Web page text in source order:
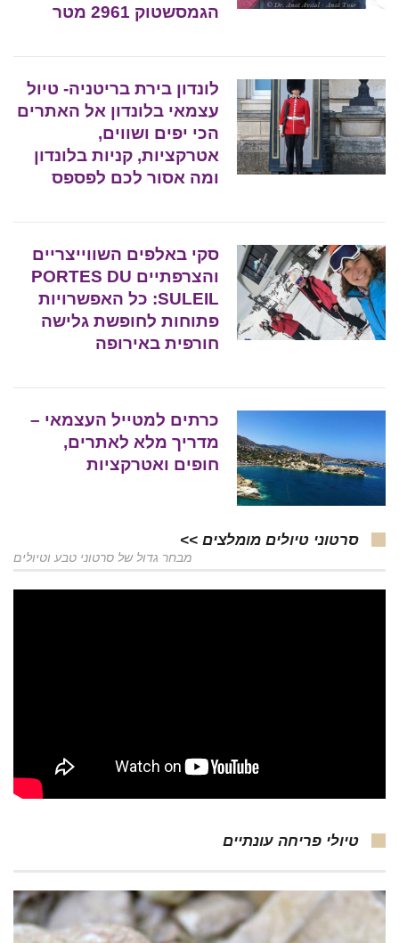
הגמסשטוק 2961 מטר
לונדון בירת בריטניה- טיול
עצמאי בלונדון אל האתרים
הכי יפים ושווים,
אטרקציות, קניות בלונדון
ומה אסור לכם לפספס
סקי באלפים השווייצריים
והצרפתיים PORTES DU
SULEIL: כל האפשרויות
פתוחות לחופשת גלישה
חורפית באירופה
כרתים למטייל העצמאי –
מדריך מלא לאתרים,
חופים ואטרקציות
סרטוני טיולים מומלצים >>
מבחר גדול של סרטוני טבע וטיולים
טיולי פריחה עונתיים